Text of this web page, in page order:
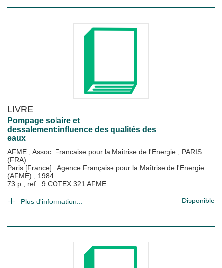
LIVRE
Pompage solaire et
dessalement:influence des qualités des
eaux
AFME ; Assoc. Francaise pour la Maitrise de l'Energie ; PARIS
(FRA)
Paris [France] : Agence Française pour la Maîtrise de l'Energie
(AFME) ; 1984
73 p., ref.: 9 COTEX 321 AFME
Plus d'information... Disponible